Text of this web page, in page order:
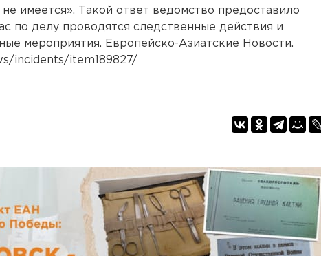
имеется». Такой ответ ведомство предоставило
по делу проводятся следственные действия и
мероприятия. Европейско-Азиатские Новости.
incidents/item189827/